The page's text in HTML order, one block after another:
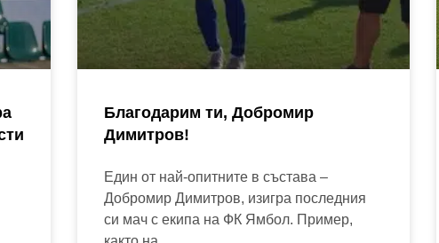
Благодарим ти, Добромир
Димитров!
Един от най-опитните в състава –
Добромир Димитров, изигра последния
си мач с екипа на ФК Ямбол. Пример,